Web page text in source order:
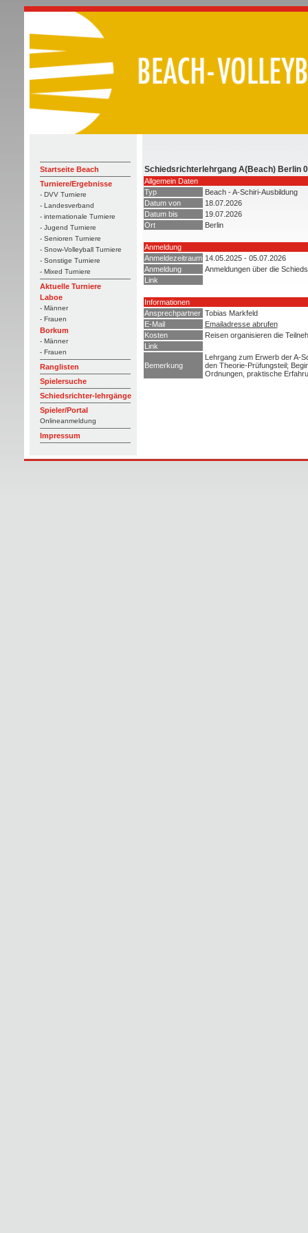
Startseite Beach
Turniere/Ergebnisse
- DVV Turniere
- Landesverband
- internationale Turniere
- Jugend Turniere
- Senioren Turniere
- Snow-Volleyball Turniere
- Sonstige Turniere
- Mixed Turniere
Aktuelle Turniere
Laboe
- Männer
- Frauen
Borkum
- Männer
- Frauen
Ranglisten
Spielersuche
Schiedsrichter-lehrgänge
Spieler/Portal
Onlineanmeldung
Impressum
Schiedsrichterlehrgang A(Beach) Berlin
Allgemein Daten
Typ
Beach - A-Schiri-Ausbildung
Datum von
18.07.2026
Datum bis
19.07.2026
Ort
Berlin
Anmeldung
Anmeldezeitraum 14.05.2025 - 05.07.2026
Anmeldung
Anmeldungen über die
Link
Informationen
Ansprechpartner Tobias Markfeld
E-Mail
Emailadresse abrufen
Kosten
Reisen organisieren die
Link
Bemerkung
Lehrgang zum Erwerb der A-
den Theorie-Prüfungsteil;
Ordnungen, praktische